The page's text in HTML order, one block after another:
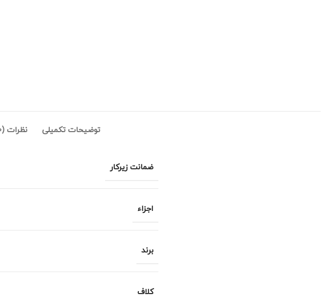
توضیحات تکمیلی نظرات (0)
ضمانت زیرکار
اجزاء
برند
کلاف